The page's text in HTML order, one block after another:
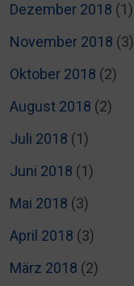
Dezember 2018 (1)
November 2018 (3)
Oktober 2018 (2)
August 2018 (2)
Juli 2018 (1)
Juni 2018 (1)
Mai 2018 (3)
April 2018 (3)
März 2018 (2)